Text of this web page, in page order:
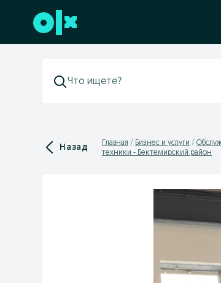
Перейти к нижнему колонтитулу
Назад Главная Бизнес и услуги
техники - Бектемирский район